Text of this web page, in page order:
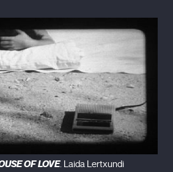
Two (2006)
Number One (2005)
(2005)
Billy the Kid (2005)
OF LOVE. Laida Lertxundi